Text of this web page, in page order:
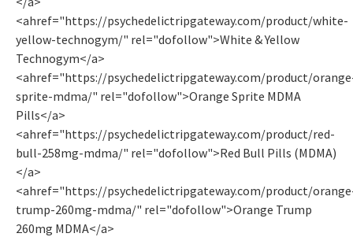
<ahref="https://psychedelictripgateway.com/product/white-
yellow-technogym/" rel="dofollow">White & Yellow
Technogym</a>
<ahref="https://psychedelictripgateway.com/product/
sprite-mdma/" rel="dofollow">Orange Sprite MDMA
Pills</a>
<ahref="https://psychedelictripgateway.com/product/red-
bull-258mg-mdma/" rel="dofollow">Red Bull Pills (MDMA)
</a>
<ahref="https://psychedelictripgateway.com/product/
trump-260mg-mdma/" rel="dofollow">Orange Trump
260mg MDMA</a>